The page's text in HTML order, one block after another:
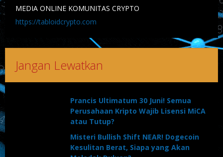
MEDIA ONLINE KOMUNITAS CRYPTO
https://tabloidcrypto.com
Jangan Lewatkan
Prancis Ultimatum 30 Juni! Semua
Perusahaan Kripto Wajib Lisensi MiCA
atau Tutup?
Misteri Bullish Shift NEAR! Dogecoin
Kesulitan Berat, Siapa yang Akan